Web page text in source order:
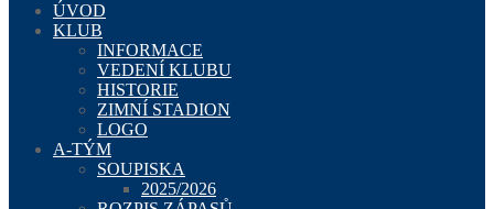
ÚVOD
KLUB
INFORMACE
VEDENÍ KLUBU
HISTORIE
ZIMNÍ STADION
LOGO
A-TÝM
SOUPISKA
2025/2026